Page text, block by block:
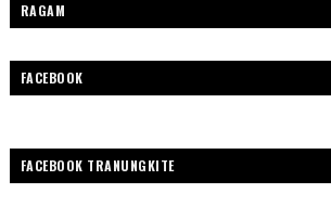
RAGAM
FACEBOOK
FACEBOOK TRANUNGKITE